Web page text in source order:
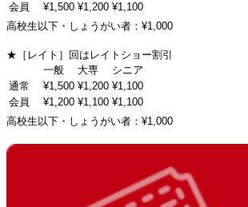
会員
¥1,500 ¥1,200 ¥1,100
高校生以下・しょうがい者：¥1,000
★［レイト］回はレイトショー割引
一般
大専
シニア
通常
¥1,500 ¥1,200 ¥1,100
会員
¥1,200 ¥1,100 ¥1,100
高校生以下・しょうがい者：¥1,000